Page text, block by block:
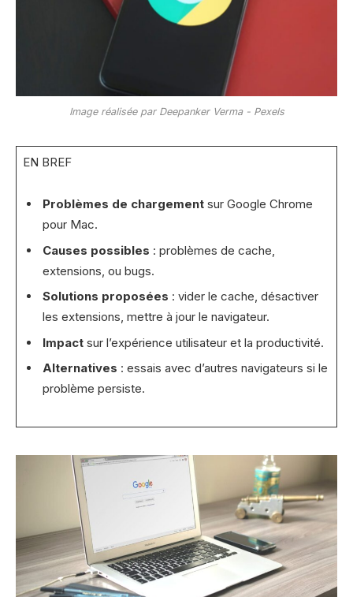
Image réalisée par Deepanker Verma - Pexels
EN BREF
Problèmes de chargementsur Google Chrome
pour Mac.
Causes possibles : problèmes de cache,
extensions, ou bugs.
Solutions proposées : vider le cache, désactiver
les extensions, mettre à jour le navigateur.
Impactsur l’expérience utilisateur et la productivité.
Alternatives : essais avec d’autres navigateurs si le
problème persiste.